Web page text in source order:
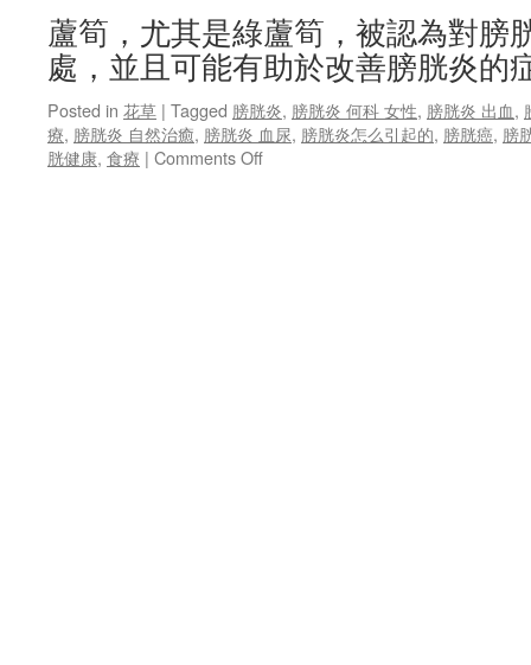
蘆筍，尤其是綠蘆筍，被認為對膀
處，並且可能有助於改善膀胱炎的
Posted in 花草 | Tagged 膀胱炎, 膀胱炎 何科 女性, 膀胱炎 出血,
療, 膀胱炎 自然治癒, 膀胱炎 血尿, 膀胱炎怎么引起的, 膀胱癌, 膀
胱健康, 食療 | Comments Offon